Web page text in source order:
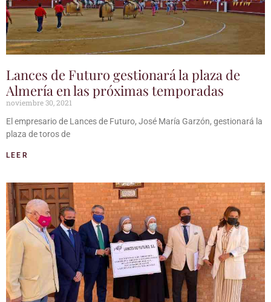
Lances de Futuro gestionará la plaza de
Almería en las próximas temporadas
noviembre 30, 2021
El empresario de Lances de Futuro, José María Garzón, gestionará la
plaza de toros de
LEER